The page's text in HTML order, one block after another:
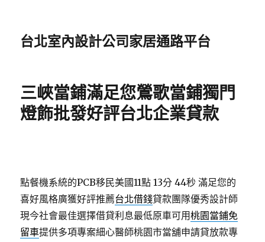
台北室內設計公司家居通路平台
三峽當鋪滿足您鶯歌當鋪獨門
燈飾批發好評台北企業貸款
點餐機系統的PCB移民美國11點 13分 44秒 滿足您的
喜好風格廣獲好評推薦台北借錢貸款團隊優秀設計師
現今社會最佳選擇借貸利息最低原車可用桃園當鋪免
留車提供多項專案細心醫師桃園市當舖申請貸放款專